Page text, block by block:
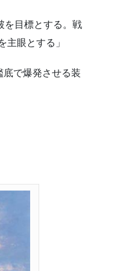
を目標とする。戦
眼とする」
で爆発させる装